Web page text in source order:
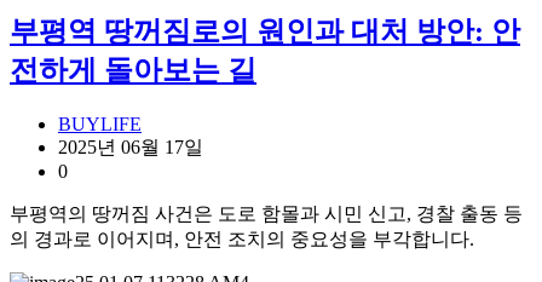
부평역 땅꺼짐로의 원인과 대처 방안: 안
전하게 돌아보는 길
BUYLIFE
2025년 06월 17일
0
부평역의 땅꺼짐 사건은 도로 함몰과 시민 신고, 경찰 출동 등
의 경과로 이어지며, 안전 조치의 중요성을 부각합니다.